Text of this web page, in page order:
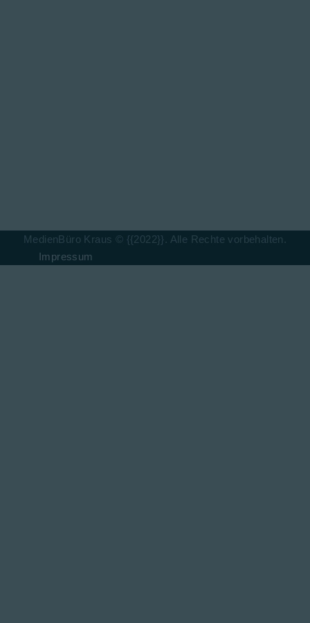
MedienBüro Kraus © {{2022}}. Alle Rechte vorbehalten.
Impressum